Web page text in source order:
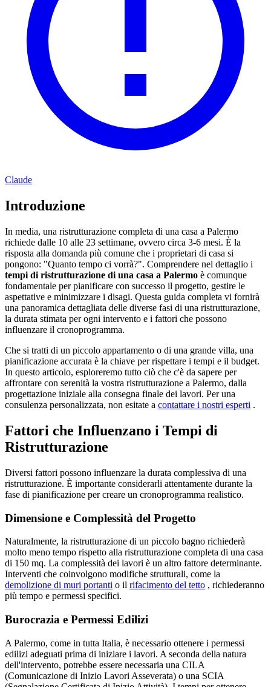
Claude
Introduzione
In media, una ristrutturazione completa di una casa a Palermo
richiede dalle 10 alle 23 settimane, ovvero circa 3-6 mesi. È la
risposta alla domanda più comune che i proprietari di casa si
pongono: "Quanto tempo ci vorrà?". Comprendere nel dettaglio i
tempi di ristrutturazione di una casa a Palermo è comunque
fondamentale per pianificare con successo il progetto, gestire le
aspettative e minimizzare i disagi. Questa guida completa vi fornirà
una panoramica dettagliata delle diverse fasi di una ristrutturazione,
la durata stimata per ogni intervento e i fattori che possono
influenzare il cronoprogramma.
Che si tratti di un piccolo appartamento o di una grande villa, una
pianificazione accurata è la chiave per rispettare i tempi e il budget.
In questo articolo, esploreremo tutto ciò che c'è da sapere per
affrontare con serenità la vostra ristrutturazione a Palermo, dalla
progettazione iniziale alla consegna finale dei lavori. Per una
consulenza personalizzata, non esitate a contattare i nostri esperti .
Fattori che Influenzano i Tempi di
Ristrutturazione
Diversi fattori possono influenzare la durata complessiva di una
ristrutturazione. È importante considerarli attentamente durante la
fase di pianificazione per creare un cronoprogramma realistico.
Dimensione e Complessità del Progetto
Naturalmente, la ristrutturazione di un piccolo bagno richiederà
molto meno tempo rispetto alla ristrutturazione completa di una casa
di 150 mq. La complessità dei lavori è un altro fattore determinante.
Interventi che coinvolgono modifiche strutturali, come la
demolizione di muri portanti o il rifacimento del tetto , richiederanno
più tempo e permessi specifici.
Burocrazia e Permessi Edilizi
A Palermo, come in tutta Italia, è necessario ottenere i permessi
edilizi adeguati prima di iniziare i lavori. A seconda della natura
dell'intervento, potrebbe essere necessaria una CILA
(Comunicazione di Inizio Lavori Asseverata) o una SCIA